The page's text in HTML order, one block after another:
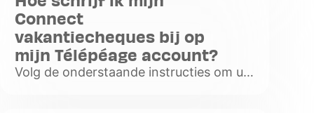
Voir
plus
Connect
vakantiecheques bij op
mijn Télépéage account?
Volg de onderstaande instructies om uit